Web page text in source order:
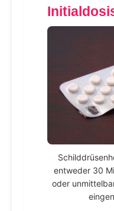
entweder 30
oder